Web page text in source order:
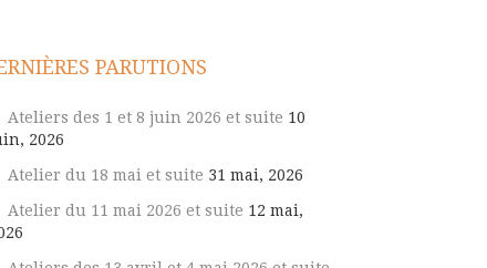
PARUTIONS
Ateliers des 1 et 8 juin 2026 et suite 10
2026
Atelier du 18 mai et suite 31 mai, 2026
Atelier du 11 mai 2026 et suite 12 mai,